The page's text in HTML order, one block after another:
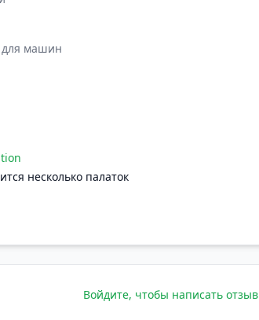
для машин
несколько палаток
Войдите, чтобы написать отзыв